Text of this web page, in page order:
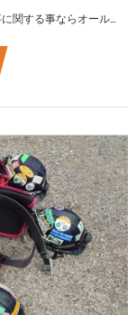
☆あなたの力を是非当社にお貸して下さい 電気工事に関する事ならオールマイティに対応しております（室内配線・室外配線、スイッチコンセント取付け、照明器具取付け、配電盤取付け、エアコン取付け、LANケーブル配線、アンテナ取付けなど） 【工具支給致します】 また新品工具と新品作業服を完全支給を致します。 高品質の作業服と工具入社してくれた方には支給致します♪